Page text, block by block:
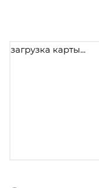
загрузка карты...